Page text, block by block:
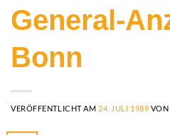
General-
Bonn
VERÖFFENTLICHT AM 24. JULI 1989 VON